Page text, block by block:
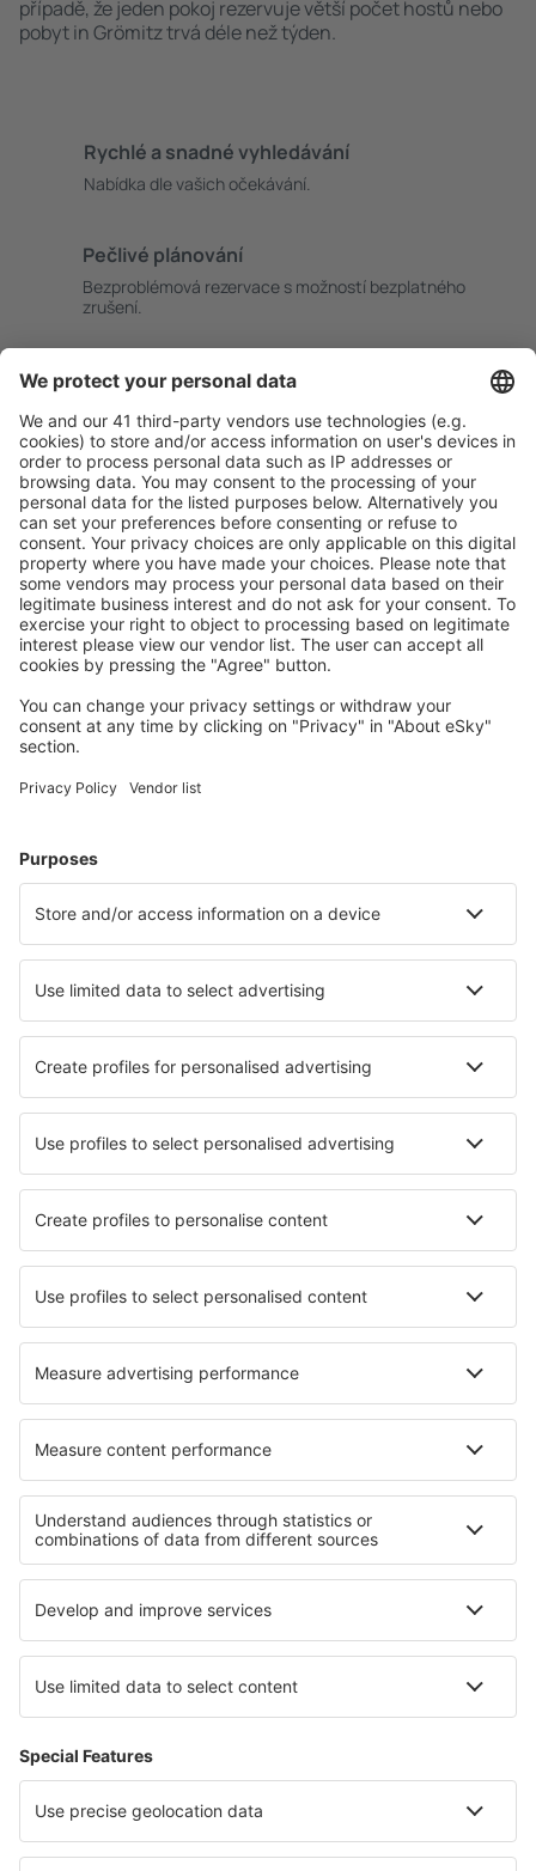
případě, že jeden pokoj rezervuje větší počet hostů nebo
pobyt in Grömitz trvá déle než týden.
Rychlé a snadné vyhledávání
Nabídka dle vašich očekávání.
Pečlivé plánování
Bezproblémová rezervace s možností bezplatného
zrušení.
Atraktivní ceny a speciální nabídky pro přihlášené
uživatele.
Ubytování dle vašeho gusta
Vyberte si z více než 1.3 milionu zařízení: hotelů,
apartmánů, chat a dalších.
Uživateli eSky nejčastěji hledané ubytování
Ubytování v Německu - Oblíbená města
Ubytování in Zingst Ubytování in Fehmarn
Ubytování in Überlingen Ubytování in Wangerooge
Nejlepší ubytování - města
Ubytování in Agua Amarga Ubytování in Uttendorf
Ubytování in San Rocco Al Porto Ubytování in Alvados
Ubytování in Centerville Ubytování in Markovac
Nejlepší ubytování - regiony
Ubytování in Ore Mountains Ubytování v Sasku-Anhaltsku
Ubytování na ostrově Usedom
Ubytování in Bastimentos Island
Ubytování v Pyrenees Mountains
Ubytování v Národní park Sør-Spitsbergen
Ubytování v Hondurasu Ubytování in Bolivar